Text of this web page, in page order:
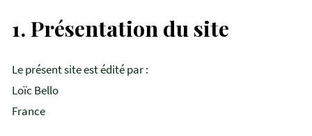
1.Présentation du site
Le présent site est édité par :
Loïc Bello
France